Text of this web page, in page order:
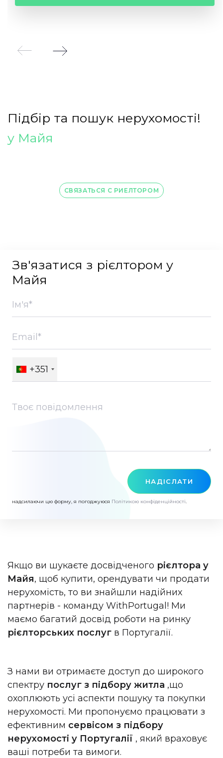
Підбір та пошук нерухомості!
у Майя
СВЯЗАТЬСЯ С РИЕЛТОРОМ
Зв'язатися з рієлтором у
Майя
+351
НАДІСЛАТИ
надсилаючи цю форму, я погоджуюся Політикою конфіденційності.
Якщо ви шукаєте досвідченого рієлтора у
Майя, щоб купити, орендувати чи продати
нерухомість, то ви знайшли надійних
партнерів - команду WithPortugal! Ми
маємо багатий досвід роботи на ринку
рієлторських послуг в Португалії.
З нами ви отримаєте доступ до широкого
спектру послуг з підбору житла ,що
охоплюють усі аспекти пошуку та покупки
нерухомості. Ми пропонуємо працювати з
ефективним сервісом з підбору
нерухомості у Португалії , який враховує
ваші потреби та вимоги.